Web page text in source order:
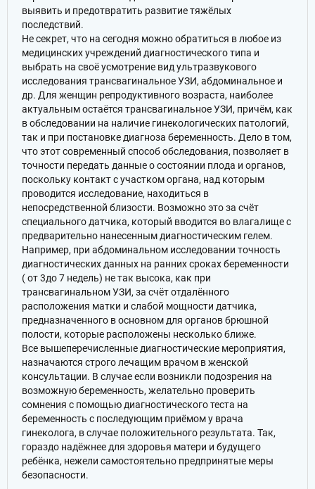
выявить и предотвратить развитие тяжёлых
последствий.
Не секрет, что на сегодня можно обратиться в любое из
медицинских учреждений диагностического типа и
выбрать на своё усмотрение вид ультразвукового
исследования трансвагинальное УЗИ, абдоминальное и
др. Для женщин репродуктивного возраста, наиболее
актуальным остаётся трансвагинальное УЗИ, причём, как
в обследовании на наличие гинекологических патологий,
так и при постановке диагноза беременность. Дело в том,
что этот современный способ обследования, позволяет в
точности передать данные о состоянии плода и органов,
поскольку контакт с участком органа, над которым
проводится исследование, находиться в
непосредственной близости. Возможно это за счёт
специального датчика, который вводится во влагалище с
предварительно нанесенным диагностическим гелем.
Например, при абдоминальном исследовании точность
диагностических данных на ранних сроках беременности
( от 3до 7 недель) не так высока, как при
трансвагинальном УЗИ, за счёт отдалённого
расположения матки и слабой мощности датчика,
предназначенного в основном для органов брюшной
полости, которые расположены несколько ближе.
Все вышеперечисленные диагностические мероприятия,
назначаются строго лечащим врачом в женской
консультации. В случае если возникли подозрения на
возможную беременность, желательно проверить
сомнения с помощью диагностического теста на
беременность с последующим приёмом у врача
гинеколога, в случае положительного результата. Так,
гораздо надёжнее для здоровья матери и будущего
ребёнка, нежели самостоятельно предпринятые меры
безопасности.